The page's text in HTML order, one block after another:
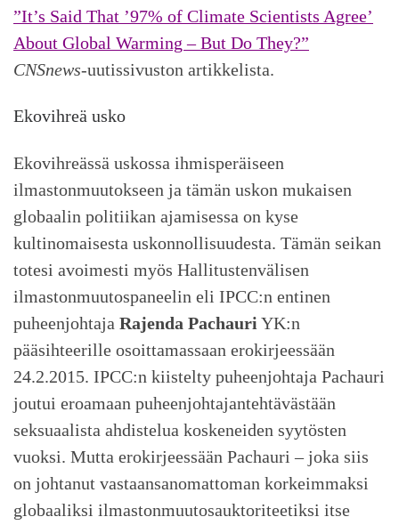
”It’s Said That ’97% of Climate Scientists Agree’
About Global Warming – But Do They?”
CNSnews-uutissivuston artikkelista.
Ekovihreä usko
Ekovihreässä uskossa ihmisperäiseen
ilmastonmuutokseen ja tämän uskon mukaisen
globaalin politiikan ajamisessa on kyse
kultinomaisesta uskonnollisuudesta. Tämän seikan
totesi avoimesti myös Hallitustenvälisen
ilmastonmuutospaneelin eli IPCC:n entinen
puheenjohtaja Rajenda Pachauri YK:n
pääsihteerille osoittamassaan erokirjeessään
24.2.2015. IPCC:n kiistelty puheenjohtaja Pachauri
joutui eroamaan puheenjohtajantehtävästään
seksuaalista ahdistelua koskeneiden syytösten
vuoksi. Mutta erokirjeessään Pachauri – joka siis
on johtanut vastaansanomattoman korkeimmaksi
globaaliksi ilmastonmuutosauktoriteetiksi itse